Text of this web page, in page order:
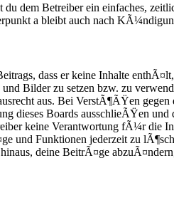
du dem Betreiber ein einfaches,
a bleibt auch nach
dass er keine Inhalte
Bilder zu setzen bzw. zu
aus. Bei VerstÃ¶ÃŸen
dieses Boards ausschlieÃŸen und
keine Verantwortung fÃ¼r die
und Funktionen jederzeit zu
deine BeitrÃ¤ge